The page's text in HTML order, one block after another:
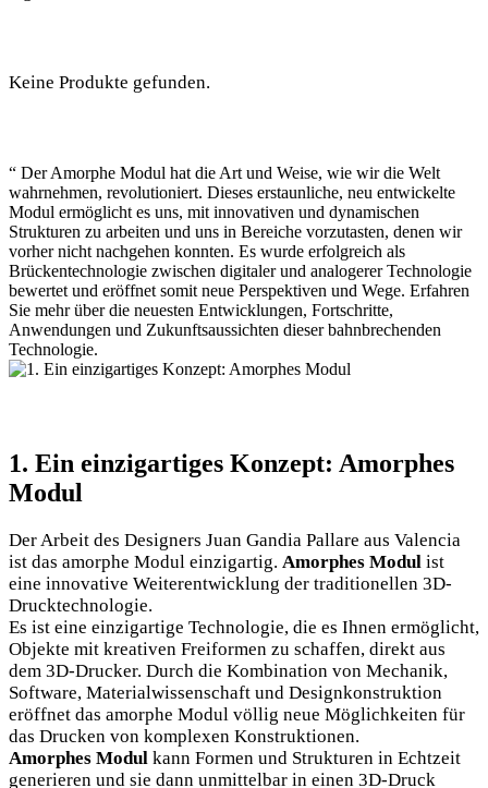
Keine Produkte gefunden.
“ Der Amorphe Modul hat die Art und Weise, wie wir die Welt
wahrnehmen, revolutioniert. Dieses erstaunliche, neu entwickelte
Modul ermöglicht es uns, mit innovativen und dynamischen
Strukturen zu arbeiten und uns in Bereiche vorzutasten, denen wir
vorher nicht nachgehen konnten. Es wurde erfolgreich als
Brückentechnologie zwischen digitaler und analogerer Technologie
bewertet und eröffnet somit neue Perspektiven und Wege. Erfahren
Sie mehr über die neuesten Entwicklungen, Fortschritte,
Anwendungen und Zukunftsaussichten dieser bahnbrechenden
Technologie.
1. Ein einzigartiges Konzept: Amorphes
Modul
Der Arbeit des Designers Juan Gandia Pallare aus Valencia
ist das amorphe Modul einzigartig. Amorphes Modul ist
eine innovative Weiterentwicklung der traditionellen 3D-
Drucktechnologie.
Es ist eine einzigartige Technologie, die es Ihnen ermöglicht,
Objekte mit kreativen Freiformen zu schaffen, direkt aus
dem 3D-Drucker. Durch die Kombination von Mechanik,
Software, Materialwissenschaft und Designkonstruktion
eröffnet das amorphe Modul völlig neue Möglichkeiten für
das Drucken von komplexen Konstruktionen.
Amorphes Modul kann Formen und Strukturen in Echtzeit
generieren und sie dann unmittelbar in einen 3D-Druck